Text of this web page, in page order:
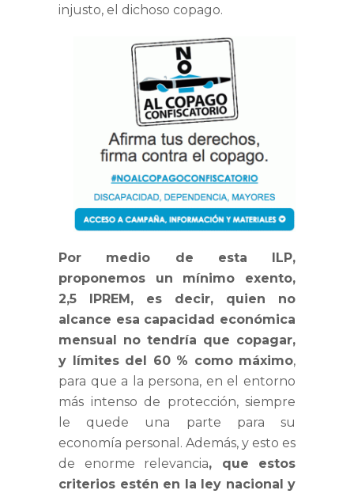
injusto, el dichoso copago.
Por medio de esta ILP,
proponemos un mínimo exento,
2,5 IPREM, es decir, quien no
alcance esa capacidad económica
mensual no tendría que copagar,
y límites del 60 % como máximo,
para que a la persona, en el entorno
más intenso de protección, siempre
le quede una parte para su
economía personal. Además, y esto es
de enorme relevancia, que estos
criterios estén en la ley nacional y